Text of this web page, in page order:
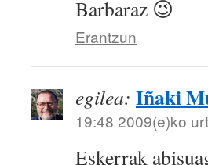
Barbaraz 😉
Erantzun
egilea: Iñaki
19:48 2009(e)ko
Eskerrak